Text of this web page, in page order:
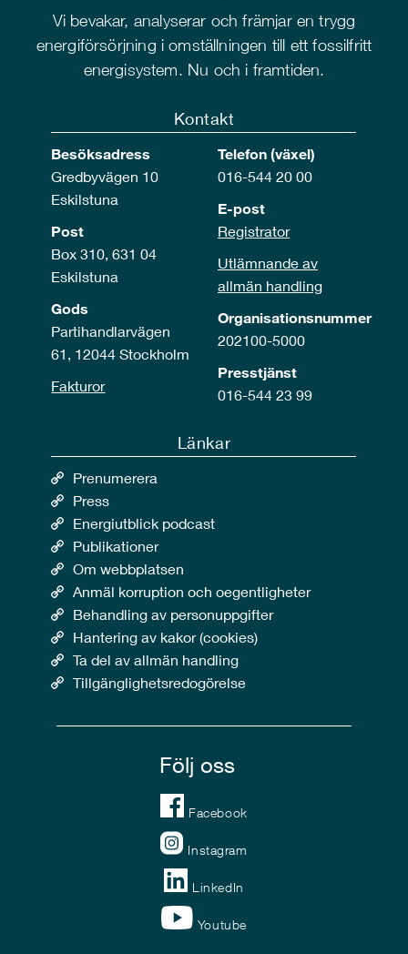
Vi bevakar, analyserar och främjar en trygg
energiförsörjning i omställningen till ett fossilfritt
energisystem. Nu och i framtiden.
Kontakt
Besöksadress
Gredbyvägen 10
Eskilstuna
Post
Box 310, 631 04
Eskilstuna
Gods
Partihandlarvägen
61, 12044 Stockholm
Fakturor
Telefon (växel)
016-544 20 00
E-post
Registrator
Utlämnande av
allmän handling
Organisationsnummer
202100-5000
Presstjänst
016-544 23 99
Länkar
Prenumerera
Press
Energiutblick podcast
Publikationer
Om webbplatsen
Anmäl korruption och oegentligheter
Behandling av personuppgifter
Hantering av kakor (cookies)
Ta del av allmän handling
Tillgänglighetsredogörelse
Följ oss
Facebook
Instagram
LinkedIn
Youtube